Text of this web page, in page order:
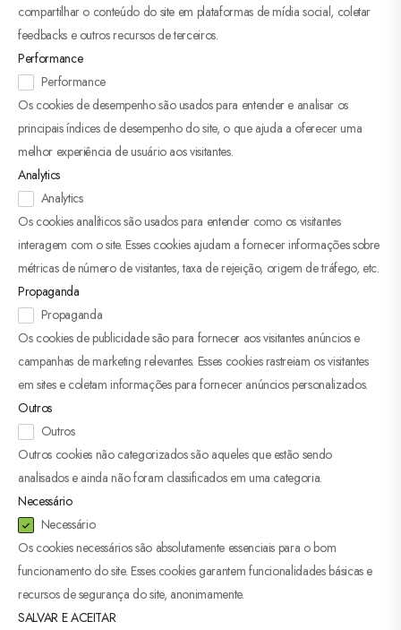
compartilhar o conteúdo do site em plataformas de mídia social, coletar
feedbacks e outros recursos de terceiros.
Performance
Performance
Os cookies de desempenho são usados ​​para entender e analisar os
principais índices de desempenho do site, o que ajuda a oferecer uma
melhor experiência de usuário aos visitantes.
Analytics
Analytics
Os cookies analíticos são usados ​​para entender como os visitantes
interagem com o site. Esses cookies ajudam a fornecer informações sobre
métricas de número de visitantes, taxa de rejeição, origem de tráfego, etc.
Propaganda
Propaganda
Os cookies de publicidade são para fornecer aos visitantes anúncios e
campanhas de marketing relevantes. Esses cookies rastreiam os visitantes
em sites e coletam informações para fornecer anúncios personalizados.
Outros
Outros
Outros cookies não categorizados são aqueles que estão sendo
analisados ​​e ainda não foram classificados em uma categoria.
Necessário
Necessário
Os cookies necessários são absolutamente essenciais para o bom
funcionamento do site. Esses cookies garantem funcionalidades básicas e
recursos de segurança do site, anonimamente.
SALVAR E ACEITAR